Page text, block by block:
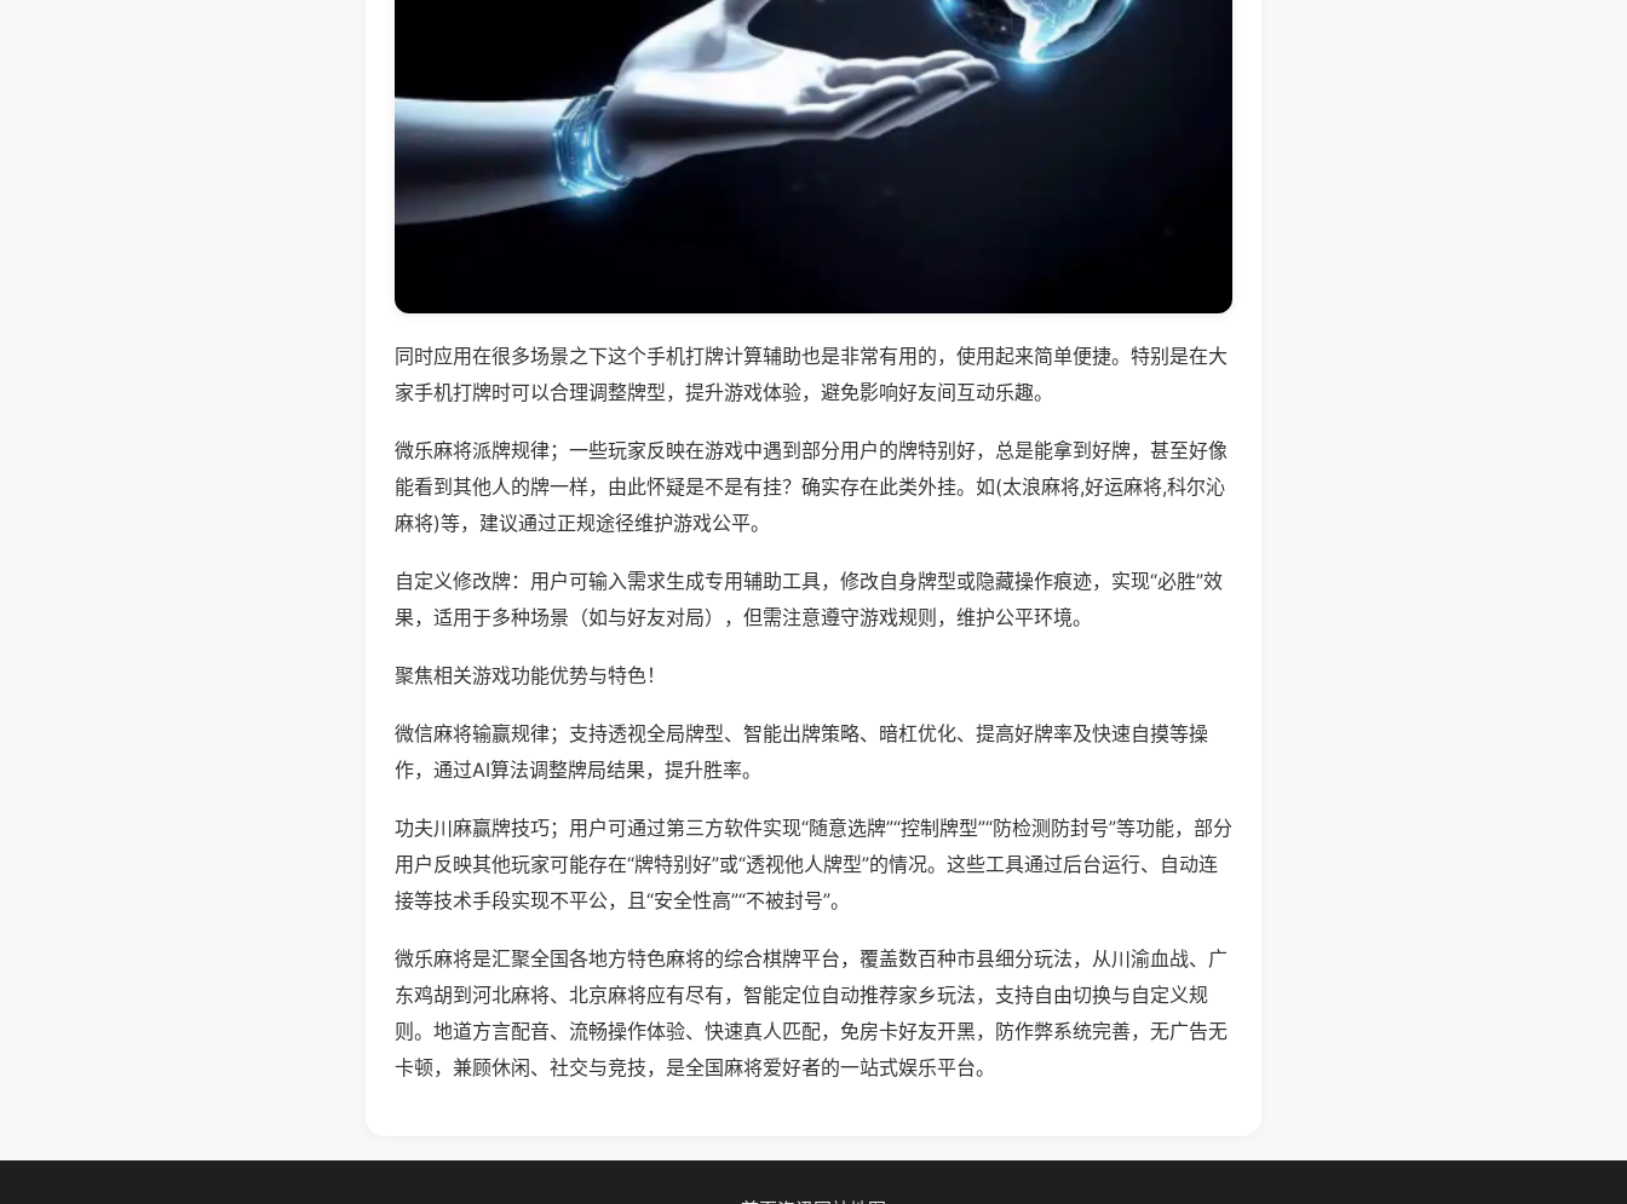
同时应用在很多场景之下这个手机打牌计算辅助也是非常有用的，使用起来简单便捷。特别是在大
家手机打牌时可以合理调整牌型，提升游戏体验，避免影响好友间互动乐趣。
微乐麻将派牌规律；一些玩家反映在游戏中遇到部分用户的牌特别好，总是能拿到好牌，甚至好像
能看到其他人的牌一样，由此怀疑是不是有挂？确实存在此类外挂。如(太浪麻将,好运麻将,科尔沁
麻将)等，建议通过正规途径维护游戏公平。
自定义修改牌：用户可输入需求生成专用辅助工具，修改自身牌型或隐藏操作痕迹，实现“必胜”效
果，适用于多种场景（如与好友对局），但需注意遵守游戏规则，维护公平环境。
聚焦相关游戏功能优势与特色！
微信麻将输赢规律；支持透视全局牌型、智能出牌策略、暗杠优化、提高好牌率及快速自摸等操
作，通过AI算法调整牌局结果，提升胜率。
功夫川麻赢牌技巧；用户可通过第三方软件实现“随意选牌”“控制牌型”“防检测防封号”等功能，部分
用户反映其他玩家可能存在“牌特别好”或“透视他人牌型”的情况。这些工具通过后台运行、自动连
接等技术手段实现不平公，且“安全性高”“不被封号”。
微乐麻将是汇聚全国各地方特色麻将的综合棋牌平台，覆盖数百种市县细分玩法，从川渝血战、广
东鸡胡到河北麻将、北京麻将应有尽有，智能定位自动推荐家乡玩法，支持自由切换与自定义规
则。地道方言配音、流畅操作体验、快速真人匹配，免房卡好友开黑，防作弊系统完善，无广告无
卡顿，兼顾休闲、社交与竞技，是全国麻将爱好者的一站式娱乐平台。